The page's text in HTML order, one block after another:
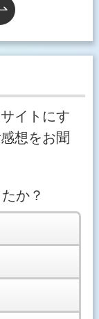
イトにす
想をお聞
か？